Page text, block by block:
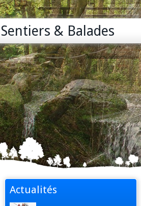
Sentiers & Balades
Actualités